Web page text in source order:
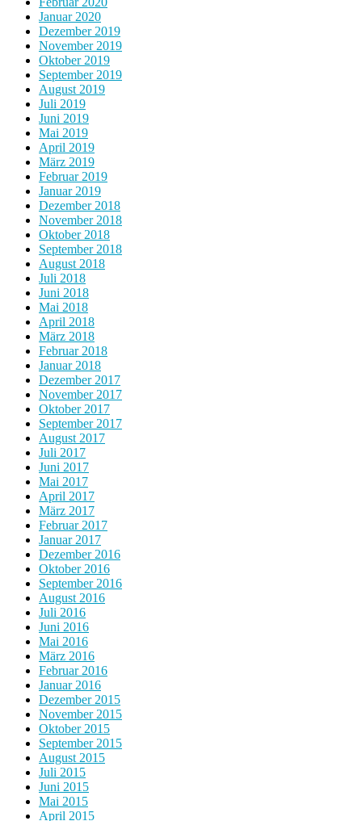
Januar 2020
Dezember 2019
November 2019
Oktober 2019
September 2019
August 2019
Juli 2019
Juni 2019
Mai 2019
April 2019
März 2019
Februar 2019
Januar 2019
Dezember 2018
November 2018
Oktober 2018
September 2018
August 2018
Juli 2018
Juni 2018
Mai 2018
April 2018
März 2018
Februar 2018
Januar 2018
Dezember 2017
November 2017
Oktober 2017
September 2017
August 2017
Juli 2017
Juni 2017
Mai 2017
April 2017
März 2017
Februar 2017
Januar 2017
Dezember 2016
Oktober 2016
September 2016
August 2016
Juli 2016
Juni 2016
Mai 2016
März 2016
Februar 2016
Januar 2016
Dezember 2015
November 2015
Oktober 2015
September 2015
August 2015
Juli 2015
Juni 2015
Mai 2015
April 2015